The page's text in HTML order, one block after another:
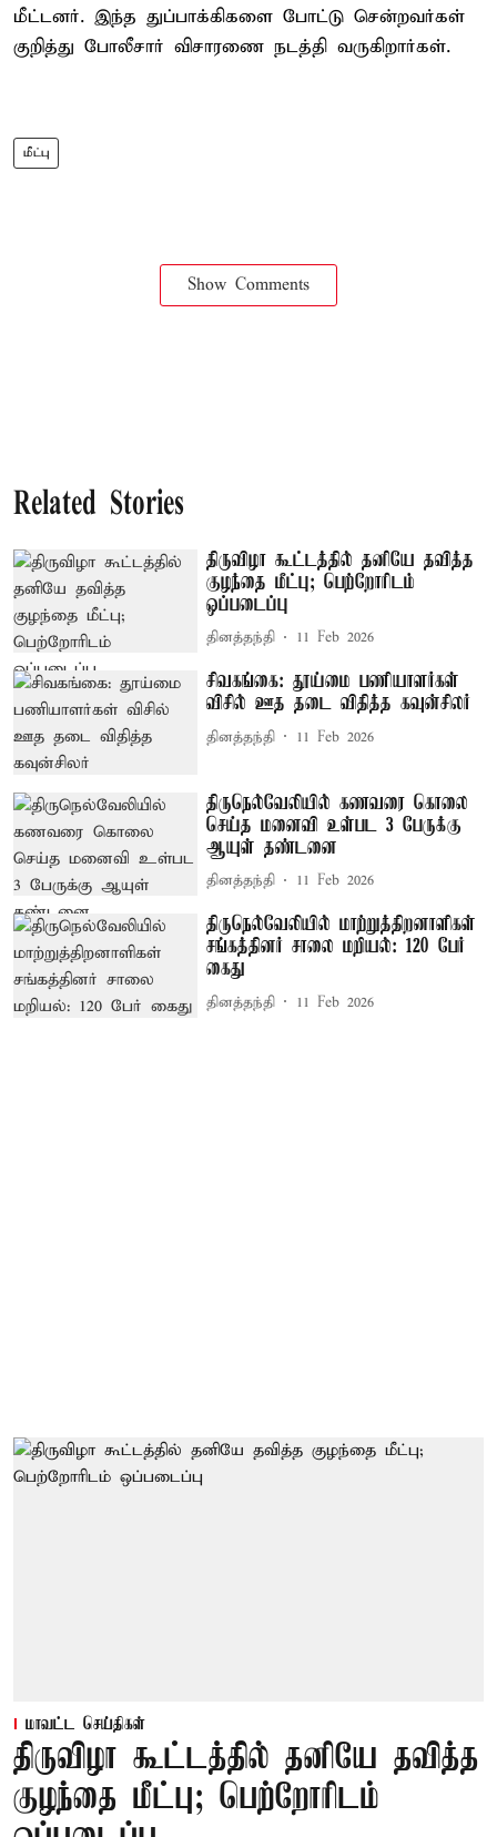
மீட்டனர். இந்த துப்பாக்கிகளை போட்டு சென்றவர்கள்
குறித்து போலீசார் விசாரணை நடத்தி வருகிறார்கள்.
மீட்பு
Show Comments
Related Stories
திருவிழா கூட்டத்தில் தனியே தவித்த
குழந்தை மீட்பு; பெற்றோரிடம்
ஒப்படைப்பு
தினத்தந்தி 11 Feb 2026
சிவகங்கை: தூய்மை பணியாளர்கள்
விசில் ஊத தடை விதித்த கவுன்சிலர்
தினத்தந்தி 11 Feb 2026
திருநெல்வேலியில் கணவரை கொலை
செய்த மனைவி உள்பட 3 பேருக்கு
ஆயுள் தண்டனை
தினத்தந்தி 11 Feb 2026
திருநெல்வேலியில் மாற்றுத்திறனாளிகள்
சங்கத்தினர் சாலை மறியல்: 120 பேர்
கைது
தினத்தந்தி 11 Feb 2026
மாவட்ட செய்திகள்
திருவிழா கூட்டத்தில் தனியே தவித்த
குழந்தை மீட்பு; பெற்றோரிடம்